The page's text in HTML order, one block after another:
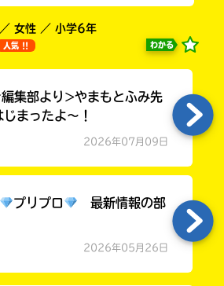
女性 ／ 小学6年
人気 !! わかる
集部より>やまもとふみ先
まったよ～！
2026年07月09日
プリプロ
最新情報の部
2026年05月26日